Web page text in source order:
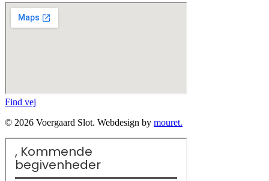
Find vej
© 2026 Voergaard Slot. Webdesign by mouret.